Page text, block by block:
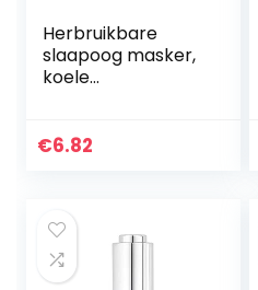
Herbruikbare
slaapoog masker,
koele
opluchting oog
pad…
€6.82